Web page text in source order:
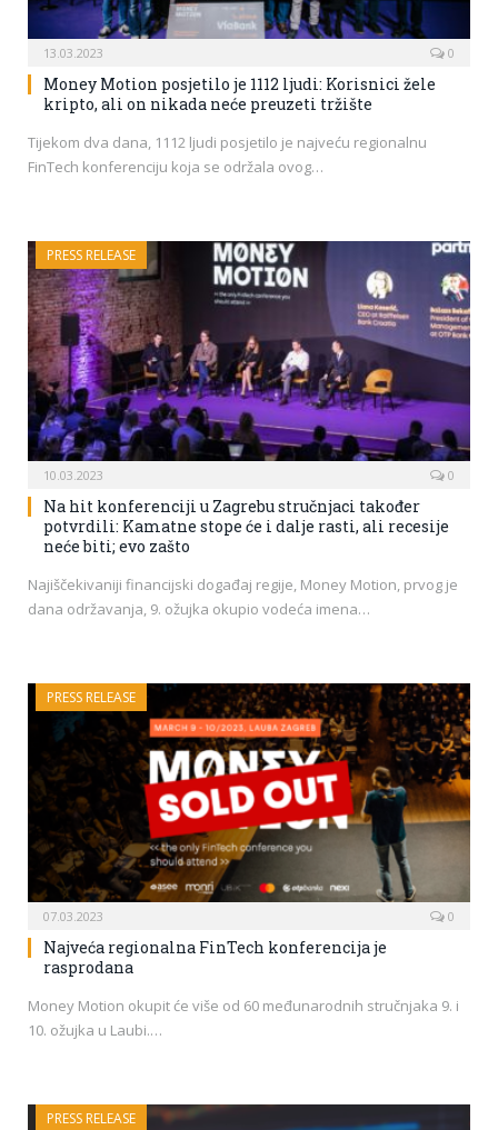
13.03.2023 0
Money Motion posjetilo je 1112 ljudi: Korisnici žele
kripto, ali on nikada neće preuzeti tržište
Tijekom dva dana, 1112 ljudi posjetilo je najveću regionalnu
FinTech konferenciju koja se održala ovog…
PRESS RELEASE
10.03.2023 0
Na hit konferenciji u Zagrebu stručnjaci također
potvrdili: Kamatne stope će i dalje rasti, ali recesije
neće biti; evo zašto
Najiščekivaniji financijski događaj regije, Money Motion, prvog je
dana održavanja, 9. ožujka okupio vodeća imena…
PRESS RELEASE
07.03.2023 0
Najveća regionalna FinTech konferencija je
rasprodana
Money Motion okupit će više od 60 međunarodnih stručnjaka 9. i
10. ožujka u Laubi.…
PRESS RELEASE